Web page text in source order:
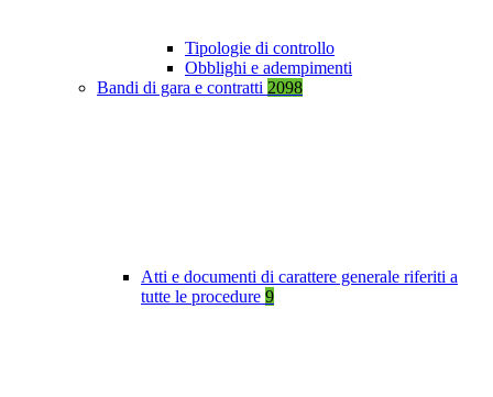
Tipologie di controllo
Obblighi e adempimenti
Bandi di gara e contratti 2098
Atti e documenti di carattere generale riferiti a
tutte le procedure 9